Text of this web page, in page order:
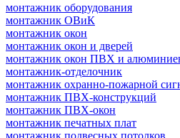
монтажник оборудования
монтажник ОВиК
монтажник окон
монтажник окон и дверей
монтажник окон ПВХ и
монтажник-отделочник
монтажник охранно-пожарной
монтажник ПВХ-конструкций
монтажник ПВХ-окон
монтажник печатных плат
монтажник подвесных потолков